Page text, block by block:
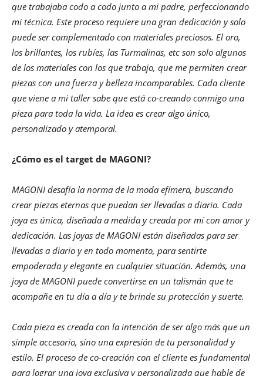
que trabajaba codo a codo junto a mi padre, perfeccionando
mi técnica. Este proceso requiere una gran dedicación y solo
puede ser complementado con materiales preciosos. El oro,
los brillantes, los rubíes, las Turmalinas, etc son solo algunos
de los materiales con los que trabajo, que me permiten crear
piezas con una fuerza y belleza incomparables. Cada cliente
que viene a mi taller sabe que está co-creando conmigo una
pieza para toda la vida. La idea es crear algo único,
personalizado y atemporal.
¿Cómo es el target de MAGONI?
MAGONI desafía la norma de la moda efímera, buscando
crear piezas eternas que puedan ser llevadas a diario. Cada
joya es única, diseñada a medida y creada por mí con amor y
dedicación. Las joyas de MAGONI están diseñadas para ser
llevadas a diario y en todo momento, para sentirte
empoderada y elegante en cualquier situación. Además, una
joya de MAGONI puede convertirse en un talismán que te
acompañe en tu día a día y te brinde su protección y suerte.
Cada pieza es creada con la intención de ser algo más que un
simple accesorio, sino una expresión de tu personalidad y
estilo. El proceso de co-creación con el cliente es fundamental
para lograr una joya exclusiva y personalizada que hable de